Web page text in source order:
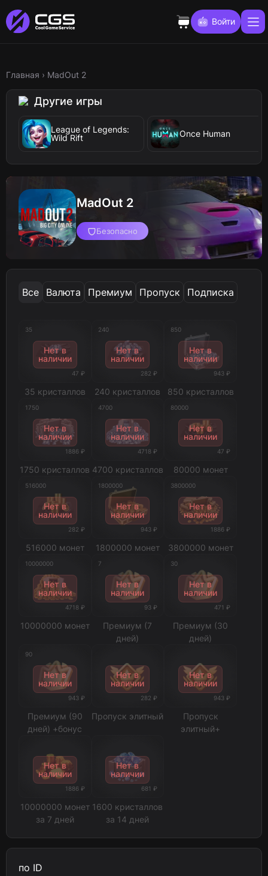
Войти
Главная › MadOut 2
Другие игры
League of Legends:
Wild Rift
Once Human
MadOut 2
Безопасно
Все Валюта Премиум Пропуск Подписка
Нет в
наличии
47 ₽
35
35 кристаллов
Нет в
наличии
282 ₽
240
240 кристаллов
Нет в
наличии
943 ₽
850
850 кристаллов
Нет в
наличии
1886 ₽
1750
1750 кристаллов
Нет в
наличии
4718 ₽
4700
4700 кристаллов
Нет в
наличии
47 ₽
80000
80000 монет
Нет в
наличии
282 ₽
516000
516000 монет
Нет в
наличии
943 ₽
1800000
1800000 монет
Нет в
наличии
1886 ₽
3800000
3800000 монет
Нет в
наличии
4718 ₽
10000000
10000000 монет
Нет в
наличии
93 ₽
7
Премиум (7
дней)
Нет в
наличии
471 ₽
30
Премиум (30
дней)
Нет в
наличии
943 ₽
90
Премиум (90
дней) +бонус
Нет в
наличии
282 ₽
Пропуск элитный
Нет в
наличии
943 ₽
Пропуск
элитный+
Нет в
наличии
1886 ₽
10000000 монет
за 7 дней
Нет в
наличии
681 ₽
1600 кристаллов
за 14 дней
по ID